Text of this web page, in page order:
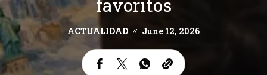
favoritos
ACTUALIDAD June 12, 2026